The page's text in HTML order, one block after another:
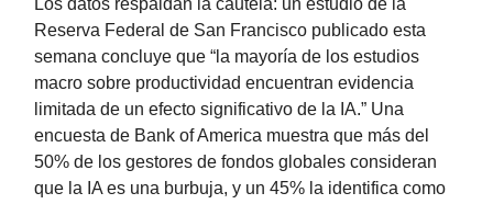
Los datos respaldan la cautela: un estudio de la
Reserva Federal de San Francisco publicado esta
semana concluye que “la mayoría de los estudios
macro sobre productividad encuentran evidencia
limitada de un efecto significativo de la IA.” Una
encuesta de Bank of America muestra que más del
50% de los gestores de fondos globales consideran
que la IA es una burbuja, y un 45% la identifica como